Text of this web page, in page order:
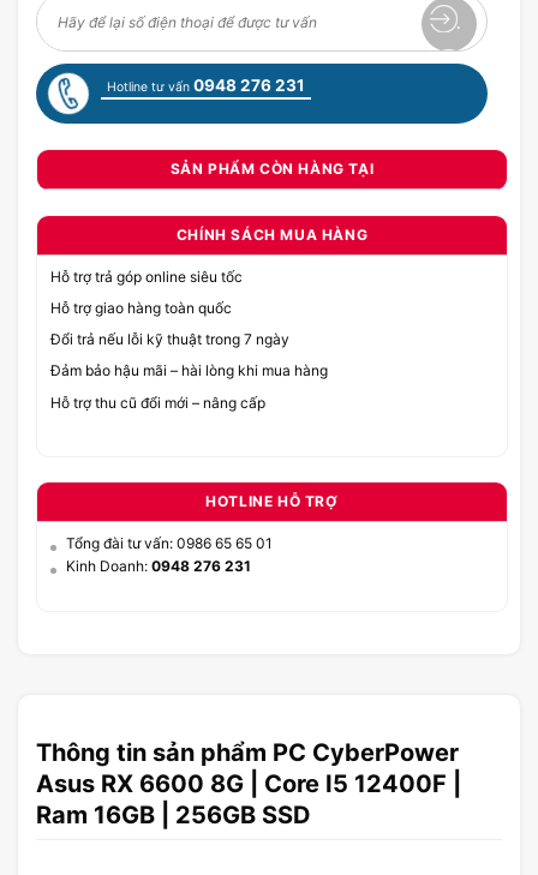
Hotline tư vấn 0948 276 231
SẢN PHẨM CÒN HÀNG TẠI
CHÍNH SÁCH MUA HÀNG
Hỗ trợ trả góp online siêu tốc
Hỗ trợ giao hàng toàn quốc
Đổi trả nếu lỗi kỹ thuật trong 7 ngày
Đảm bảo hậu mãi – hài lòng khi mua hàng
Hỗ trợ thu cũ đổi mới – nâng cấp
HOTLINE HỖ TRỢ
Tổng đài tư vấn: 0986 65 65 01
Kinh Doanh: 0948 276 231
Thông tin sản phẩm PC CyberPower
Asus RX 6600 8G | Core I5 12400F |
Ram 16GB | 256GB SSD